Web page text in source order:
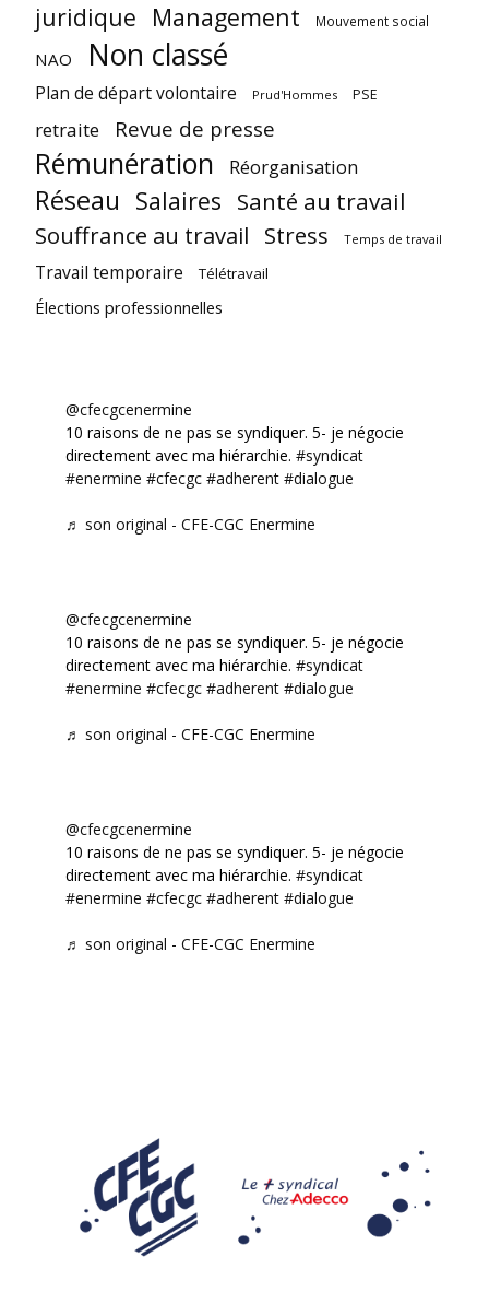
juridique Management Mouvement social
NAO Non classé
Plan de départ volontaire Prud'Hommes PSE
retraite Revue de presse
Rémunération Réorganisation
Réseau Salaires Santé au travail
Souffrance au travail Stress Temps de travail
Travail temporaire Télétravail
Élections professionnelles
@cfecgcenermine
10 raisons de ne pas se syndiquer. 5- je négocie
directement avec ma hiérarchie. #syndicat
#enermine #cfecgc #adherent #dialogue
♬ son original - CFE-CGC Enermine
@cfecgcenermine
10 raisons de ne pas se syndiquer. 5- je négocie
directement avec ma hiérarchie. #syndicat
#enermine #cfecgc #adherent #dialogue
♬ son original - CFE-CGC Enermine
@cfecgcenermine
10 raisons de ne pas se syndiquer. 5- je négocie
directement avec ma hiérarchie. #syndicat
#enermine #cfecgc #adherent #dialogue
♬ son original - CFE-CGC Enermine